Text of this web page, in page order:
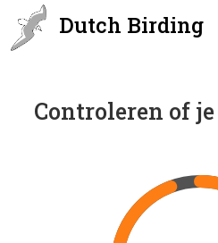
Dutch Birding
Controleren of